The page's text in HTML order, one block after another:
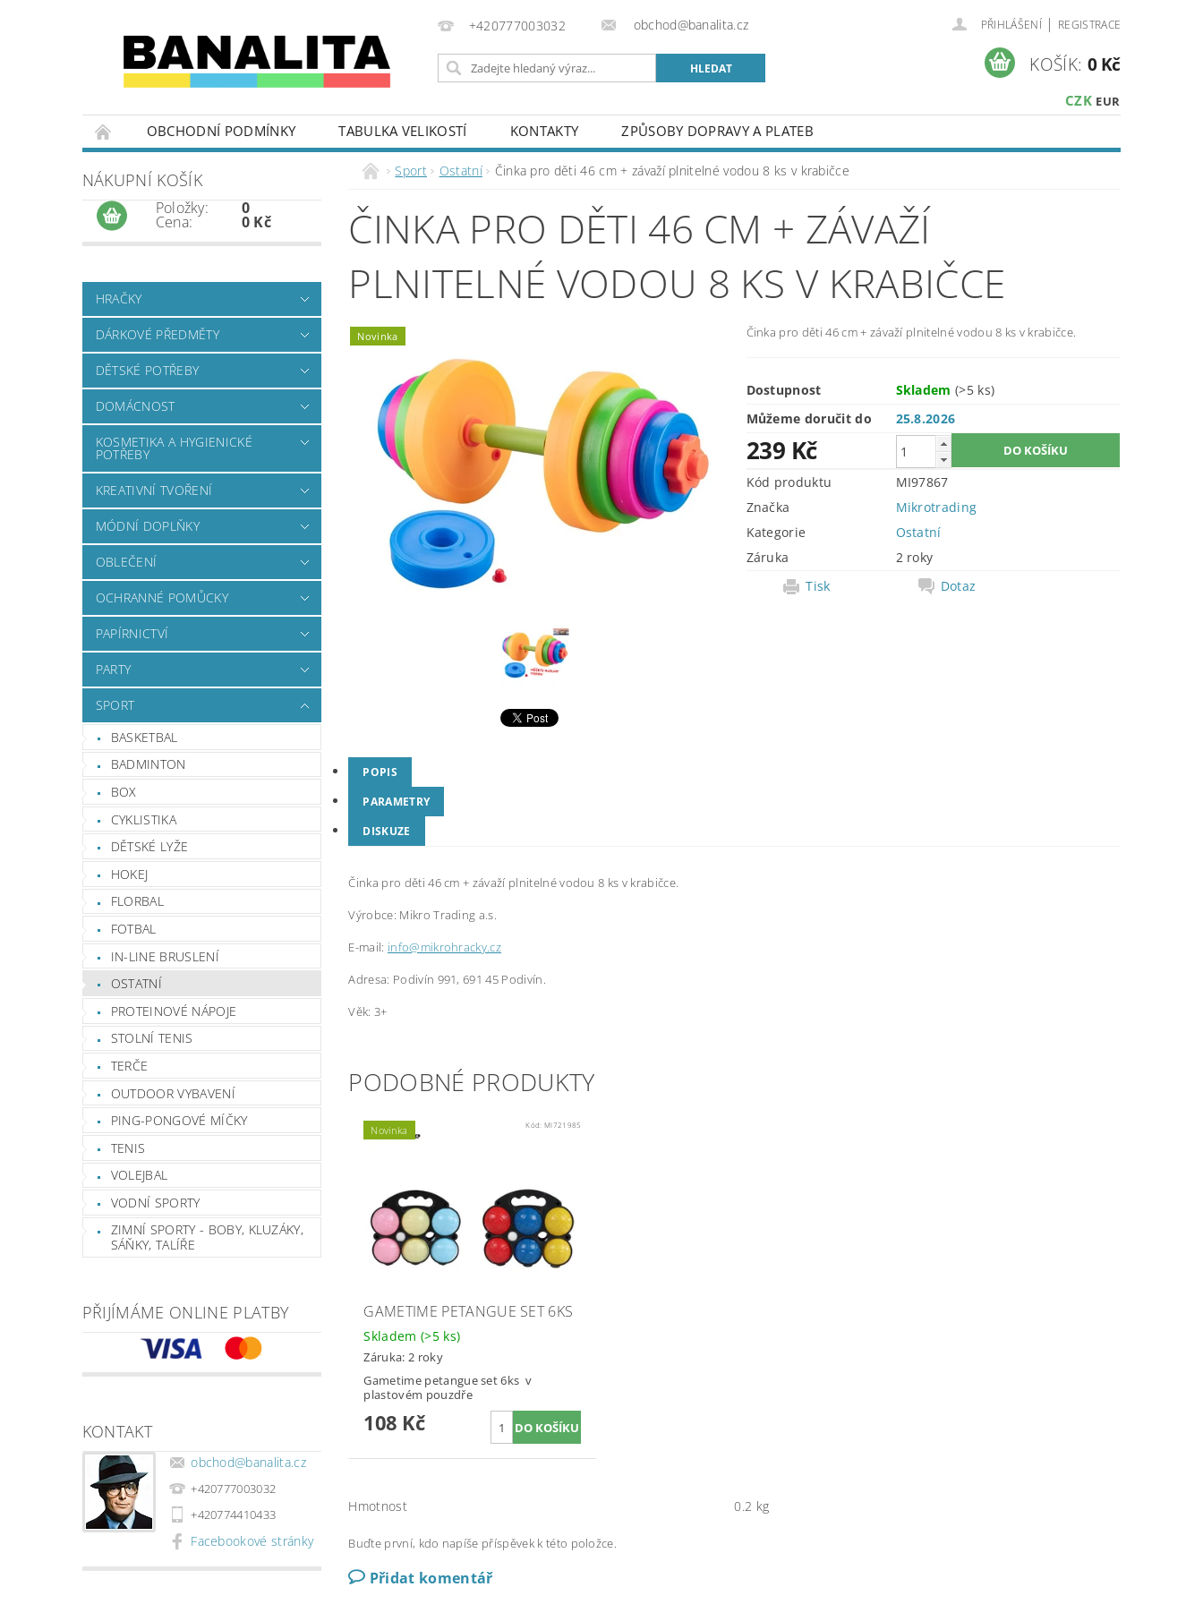
+420777003032 obchod@banalita.cz PŘIHLÁŠENÍ | REGISTRACE
CZK EUR
KOŠÍK: 0 Kč
OBCHODNÍ PODMÍNKY TABULKA VELIKOSTÍ KONTAKTY ZPŮSOBY DOPRAVY A PLATEB
NÁKUPNÍ KOŠÍK
Položky:
Cena:
0
0 Kč
HRAČKY
DÁRKOVÉ PŘEDMĚTY
DĚTSKÉ POTŘEBY
DOMÁCNOST
KOSMETIKA A HYGIENICKÉ
POTŘEBY
KREATIVNÍ TVOŘENÍ
MÓDNÍ DOPLŇKY
OBLEČENÍ
OCHRANNÉ POMŮCKY
PAPÍRNICTVÍ
PARTY
SPORT
BASKETBAL
BADMINTON
BOX
CYKLISTIKA
DĚTSKÉ LYŽE
HOKEJ
FLORBAL
FOTBAL
IN-LINE BRUSLENÍ
OSTATNÍ
PROTEINOVÉ NÁPOJE
STOLNÍ TENIS
TERČE
OUTDOOR VYBAVENÍ
PING-PONGOVÉ MÍČKY
TENIS
VOLEJBAL
VODNÍ SPORTY
ZIMNÍ SPORTY - BOBY, KLUZÁKY,
SÁŇKY, TALÍŘE
PŘIJÍMÁME ONLINE PLATBY
KONTAKT
obchod@banalita.cz
+420777003032
+420774410433
Facebookové stránky
Sport Ostatní Činka pro děti 46 cm + závaží plnitelné vodou 8 ks v krabičce
ČINKA PRO DĚTI 46 CM + ZÁVAŽÍ
PLNITELNÉ VODOU 8 KS V KRABIČCE
Novinka Činka pro děti 46 cm + závaží plnitelné vodou 8 ks v krabičce.
Dostupnost Skladem(>5 ks)
Můžeme doručit do
25.8.2026
239 Kč
Kód produktu
MI97867
Značka
Mikrotrading
Kategorie
Ostatní
Záruka
2 roky
Tisk
Dotaz
POPIS
PARAMETRY
DISKUZE
Činka pro děti 46 cm + závaží plnitelné vodou 8 ks v krabičce.
Výrobce: Mikro Trading a.s.
E-mail: info@mikrohracky.cz
Adresa: Podivín 991, 691 45 Podivín.
Věk: 3+
PODOBNÉ PRODUKTY
Novinka Kód: MI721985
GAMETIME PETANGUE SET 6KS
Skladem (>5 ks)
Záruka: 2 roky
Gametime petangue set 6ks v
plastovém pouzdře
108 Kč
Hmotnost 0.2 kg
Buďte první, kdo napíše příspěvek k této položce.
Přidat komentář